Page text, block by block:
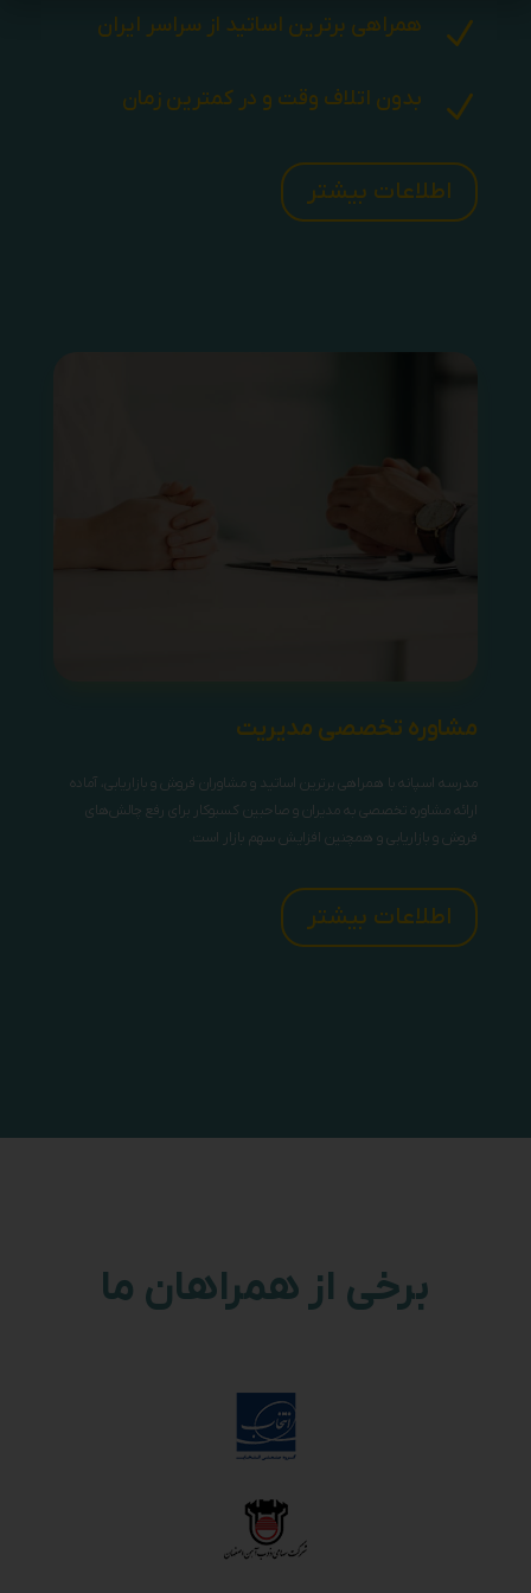
N همراهی برترین اساتید از سراسر ایران
N بدون اتلاف وقت و در کمترین زمان
اطلاعات بیشتر
مشاوره تخصصی مدیریت
مدرسه اسپانه با همراهی برترین اساتید و مشاوران فروش و بازاریابی، آماده
ارائه مشاوره تخصصی به مدیران و صاحبین کسبوکار برای رفع چالش‌های
فروش و بازاریابی و همچنین افزایش سهم بازار است.
اطلاعات بیشتر
برخی از همراهان ما